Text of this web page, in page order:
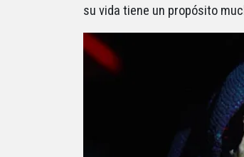
su vida tiene un propósito